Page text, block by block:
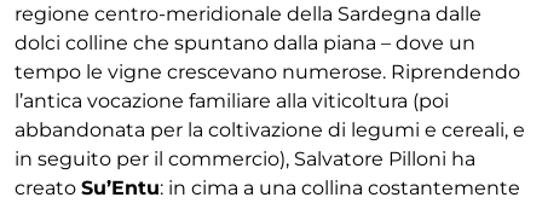
regione centro-meridionale della Sardegna dalle
dolci colline che spuntano dalla piana – dove un
tempo le vigne crescevano numerose. Riprendendo
l’antica vocazione familiare alla viticoltura (poi
abbandonata per la coltivazione di legumi e cereali, e
in seguito per il commercio), Salvatore Pilloni ha
creato Su’Entu: in cima a una collina costantemente